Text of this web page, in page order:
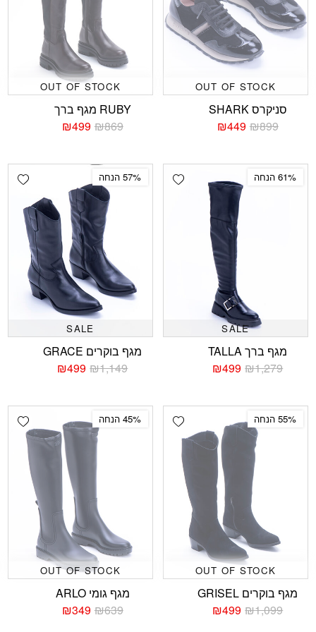
OUT OF STOCK
סניקרס SHARK
₪899
המחיר
₪449המחיר
OUT OF STOCK
RUBY מגף ברך
₪869
המחיר
₪499המחיר
Add wishlist 61% הנחה
SALE
מגף ברך TALLA
₪1,279
המחיר
₪499המחיר
57% הנחה
SALE
מגף בוקרים GRACE
₪1,149
המחיר
₪499המחיר
Add wishlist 55% הנחה
OUT OF STOCK
מגף בוקרים GRISEL
₪1,099
המחיר
₪499המחיר
45% הנחה
OUT OF STOCK
מגף גומי ARLO
₪639
המחיר
₪349המחיר